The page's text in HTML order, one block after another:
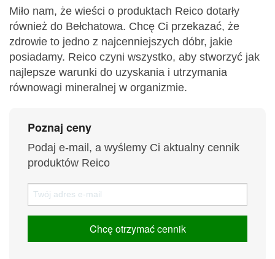
Miło nam, że wieści o produktach Reico dotarły
również do Bełchatowa. Chcę Ci przekazać, że
zdrowie to jedno z najcenniejszych dóbr, jakie
posiadamy. Reico czyni wszystko, aby stworzyć jak
najlepsze warunki do uzyskania i utrzymania
równowagi mineralnej w organizmie.
Poznaj ceny
Podaj e-mail, a wyślemy Ci aktualny cennik
produktów Reico
Chcę otrzymać cennik